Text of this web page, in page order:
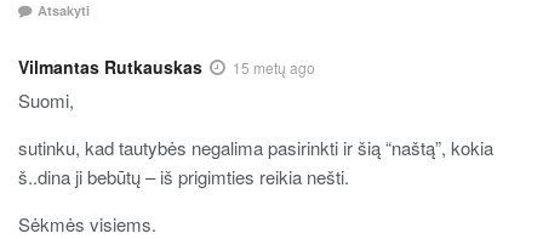
Atsakyti
Vilmantas Rutkauskas 15 metų ago
Suomi,
sutinku, kad tautybės negalima pasirinkti ir šią “naštą”, kokia
š..dina ji bebūtų – iš prigimties reikia nešti.
Sėkmės visiems.